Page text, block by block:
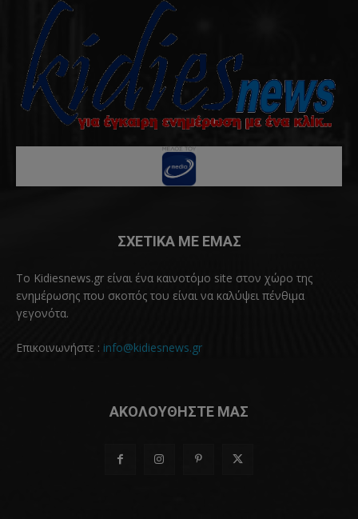
ΣΧΕΤΙΚΑ ΜΕ ΕΜΑΣ
Το Kidiesnews.gr είναι ένα καινοτόμο site στον χώρο της
ενημέρωσης που σκοπός του είναι να καλύψει πένθιμα
γεγονότα.
Επικοινωνήστε : info@kidiesnews.gr
ΑΚΟΛΟΥΘΗΣΤΕ ΜΑΣ